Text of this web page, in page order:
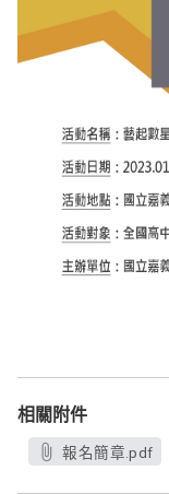
相關附件
報名簡章.pdf